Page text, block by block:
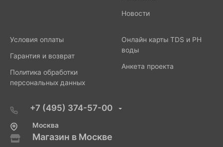
Новости
Условия оплаты
Гарантия и возврат
Политика обработки
персональных данных
Онлайн карты TDS и PH
воды
Анкета проекта
+7 (495) 374-57-00
Москва
Магазин в Москве